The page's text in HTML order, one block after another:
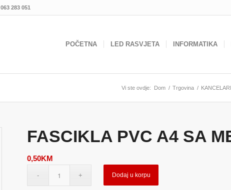
063 283 051
POČETNA LED RASVJETA INFORMATIKA
Vi ste ovdje: Dom / Trgovina /
FASCIKLA PVC A4 SA
0,50KM
Dodaj u korpu